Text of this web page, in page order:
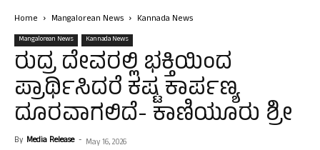
Home Mangalorean News Kannada News
Mangalorean News Kannada News
ರುದ್ರ ದೇವರಲ್ಲಿ ಭಕ್ತಿಯಿಂದ
ಪ್ರಾರ್ಥಿಸಿದರೆ ಕಷ್ಟ ಕಾರ್ಪಣ್ಯ
ದೂರವಾಗಲಿದೆ- ಕಾಣಿಯೂರು ಶ್ರೀ
By Media Release - May 16, 2026